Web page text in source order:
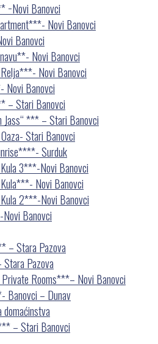
−Novi Banovci
Novi Banovci
Banovci
Novi Banovci
Novi Banovci
Novi Banovci
– Stari Banovci
Jass“ *** – Stari Banovci
Stari Banovci
Surduk
3***-Novi Banovci
Novi Banovci
2***-Novi Banovci
Banovci
– Stara Pazova
Pazova
Rooms***– Novi Banovci
Banovci – Dunav
– Stari Banovci